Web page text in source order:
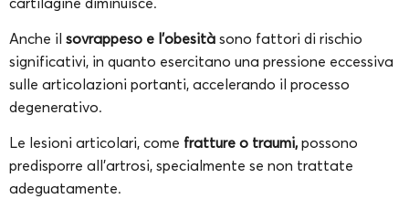
Anche il sovrappeso e l’obesità sono fattori di rischio
significativi, in quanto esercitano una pressione eccessiva
sulle articolazioni portanti, accelerando il processo
degenerativo.
Le lesioni articolari, come fratture o traumi, possono
predisporre all’artrosi, specialmente se non trattate
adeguatamente.